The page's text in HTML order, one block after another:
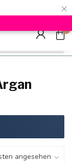
×
| Minimum
Hızlı
0